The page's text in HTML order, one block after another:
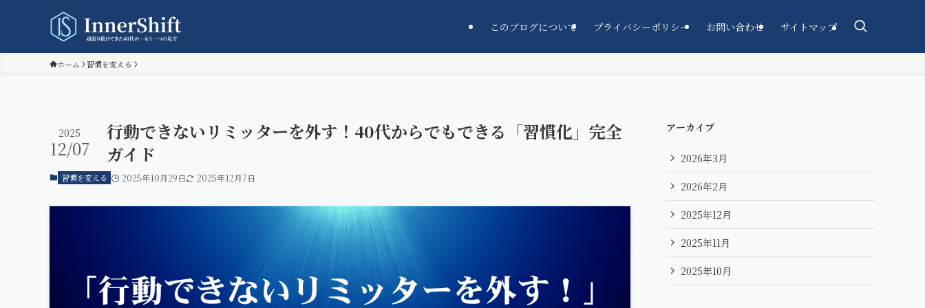
このブログについて プライバシーポリシー お問い合わせ サイトマップ
ホーム 習慣を変える
行動できないリミッターを外す！40代からでもできる「習慣化」完全
ガイド
2025
12/07
習慣を変える 2025年10月29日 2025年12月7日
アーカイブ
2026年3月
2026年2月
2025年12月
2025年11月
2025年10月